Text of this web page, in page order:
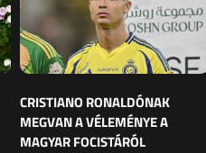
CRISTIANO RONALDÓNAK
MEGVAN A VÉLEMÉNYE A
MAGYAR FOCISTÁRÓL